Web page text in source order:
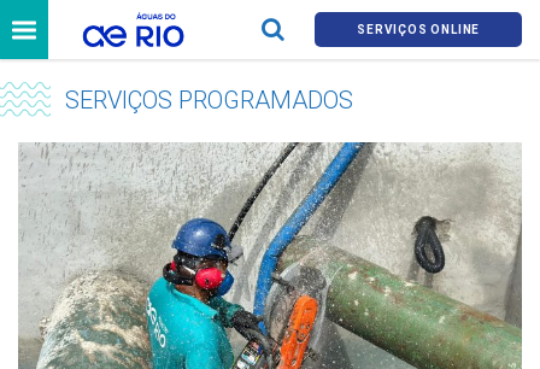
SERVIÇOS ONLINE
SERVIÇOS PROGRAMADOS